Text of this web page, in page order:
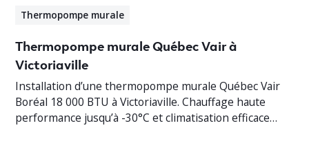
Thermopompe murale
Thermopompe murale Québec Vair à
Victoriaville
Installation d’une thermopompe murale Québec Vair
Boréal 18 000 BTU à Victoriaville. Chauffage haute
performance jusqu’à -30°C et climatisation efficace